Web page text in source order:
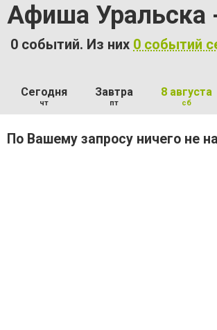
Афиша Уральска
0 событий. Из них 0 событий
Сегодня
чт
Завтра
пт
8 августа
сб
По Вашему запросу ничего не